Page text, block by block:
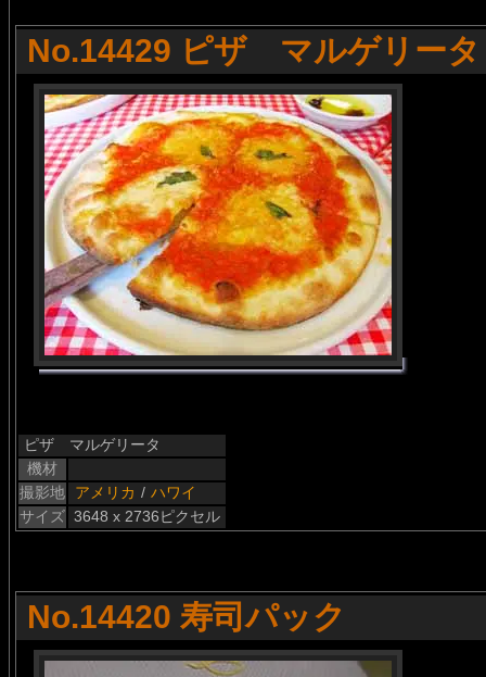
No.14429 ピザ マルゲリータ
ピザ マルゲリータ
機材
撮影地
アメリカ / ハワイ
サイズ 3648 x 2736ピクセル
No.14420 寿司パック